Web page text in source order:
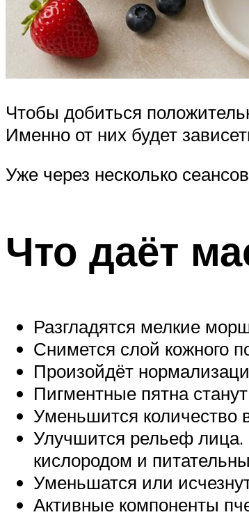
Чтобы добиться
Именно от них будет
Уже через несколько
Что даёт
Разгладятся мелкие
Снимется слой кожного
Произойдёт
Пигментные пятна
Уменьшится количество
Улучшится рельеф лица.
кислородом и
Уменьшатся или
Активные компоненты